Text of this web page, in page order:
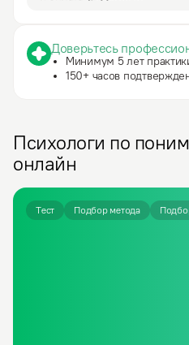
Доверьтесь
Минимум 5 лет
150+ часов
Психологи по
онлайн
Тест Подбор метода